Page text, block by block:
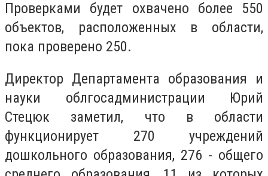
Проверками будет охвачено более 550
объектов, расположенных в области,
пока проверено 250.
Директор Департамента образования и
науки облгосадминистрации Юрий
Стецюк заметил, что в области
функционирует 270 учреждений
дошкольного образования, 276 - общего